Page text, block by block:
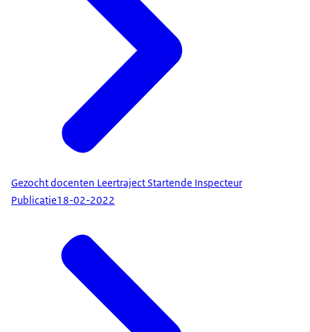
Gezocht docenten Leertraject Startende Inspecteur
Publicatie18-02-2022